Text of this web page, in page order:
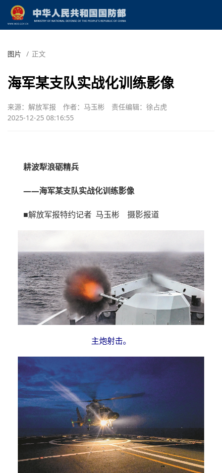
图片 / 正文
海军某支队实战化训练影像
来源：解放军报 作者：马玉彬
责任编辑：徐占虎
2025-12-25 08:16:55
耕波犁浪砺精兵
——海军某支队实战化训练影像
■解放军报特约记者 马玉彬 摄影报道
主炮射击。